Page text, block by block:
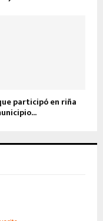
participó en riña